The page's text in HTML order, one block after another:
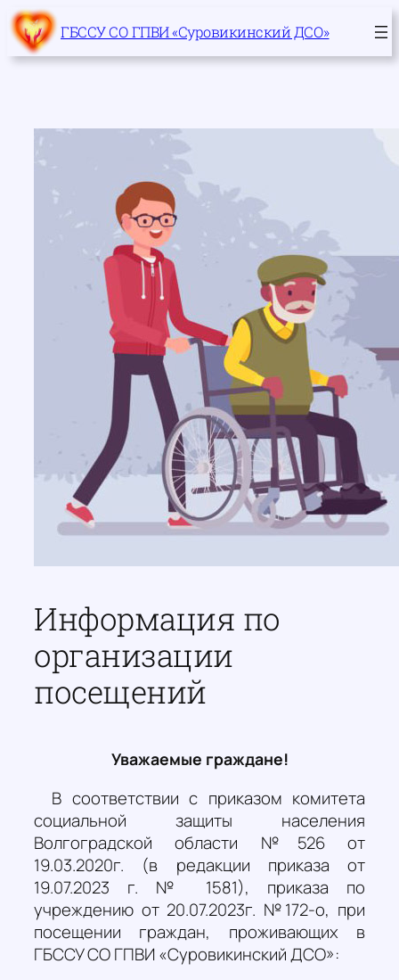
Перейти
к
содержимому
ГБССУ СО ГПВИ «Суровикинский ДСО»
Информация по
организации
посещений
Уважаемые граждане!
В соответствии с приказом комитета
социальной защиты населения
Волгоградской области №526 от
19.03.2020г. (в редакции приказа от
19.07.2023 г. № 1581), приказа по
учреждению от 20.07.2023г. №172-о, при
посещении граждан, проживающих в
ГБССУ СО ГПВИ «Суровикинский ДСО»: